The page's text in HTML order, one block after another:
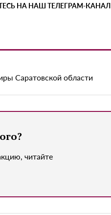
НА НАШ ТЕЛЕГРАМ-КАНАЛ
Саратовской области
читайте